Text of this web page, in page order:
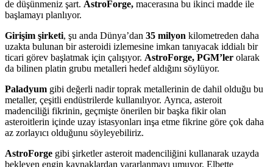
de düşünmeniz şart. AstroForge, macerasına bu ikinci madde ile
başlamayı planlıyor.
Girişim şirketi, şu anda Dünya’dan 35 milyon kilometreden daha
uzakta bulunan bir asteroidi izlemesine imkan tanıyacak iddialı bir
ticari görev başlatmak için çalışıyor. AstroForge, PGM’ler olarak
da bilinen platin grubu metalleri hedef aldığını söylüyor.
Paladyum gibi değerli nadir toprak metallerinin de dahil olduğu bu
metaller, çeşitli endüstrilerde kullanılıyor. Ayrıca, asteroit
madenciliği fikrinin, geçmişte önerilen bir başka fikir olan
asteroitlerin içinde uzay istasyonları inşa etme fikrine göre çok daha
az zorlayıcı olduğunu söyleyebiliriz.
AstroForge gibi şirketler asteroit madenciliğini kullanarak uzayda
bekleyen engin kaynaklardan yararlanmayı umuyor. Elbette